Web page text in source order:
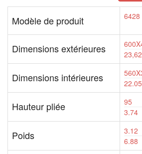
Modèle de produit 6428
Dimensions extérieures
Dimensions intérieures
Hauteur pliée 95
3.74
Poids 3.12
6.88